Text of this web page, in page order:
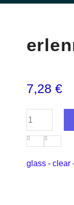
7,28€
glass - clear